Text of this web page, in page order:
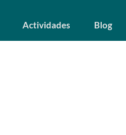
Actividades Blog